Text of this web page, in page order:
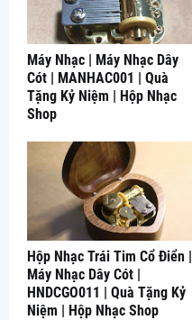
Máy Nhạc | Máy Nhạc Dây
Cót | MANHAC001 | Quà
Tặng Kỷ Niệm | Hộp Nhạc
Shop
Hộp Nhạc Trái Tim Cổ Điển |
Máy Nhạc Dây Cót |
HNDCGO011 | Quà Tặng Kỷ
Niệm | Hộp Nhạc Shop